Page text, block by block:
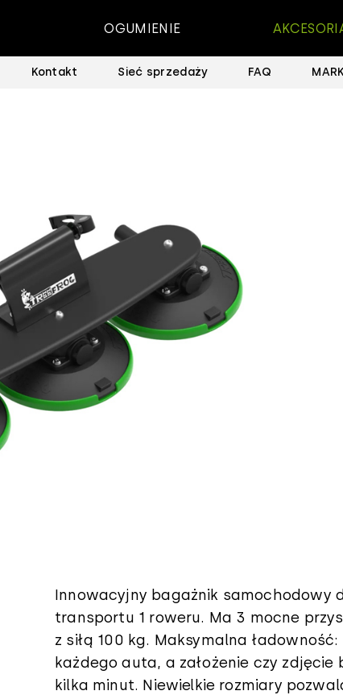
OGUMIENIE
Kontakt Sieć sprzedaży FAQ
Innowacyjny bagażnik samochodowy
transportu 1 roweru. Ma 3 mocne
z siłą 100 kg. Maksymalna ładowność:
każdego auta, a założenie czy
kilka minut. Niewielkie rozmiary